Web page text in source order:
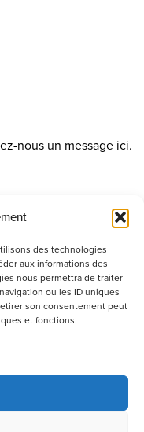
des technologies
aux informations des
nous permettra de traiter
ou les ID uniques
son consentement peut
et fonctions.
nous un message ici.
votre candidature